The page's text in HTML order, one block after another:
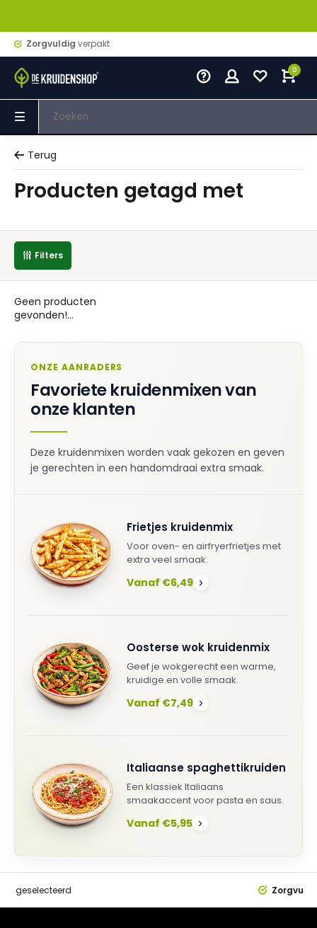
Zorgvuldig verpakt
0
Terug
Producten getagd met
Filters
Geen producten
gevonden!...
ONZE AANRADERS
Favoriete kruidenmixen van
onze klanten
Deze kruidenmixen worden vaak gekozen en geven
je gerechten in een handomdraai extra smaak.
Frietjes kruidenmix
Voor oven- en airfryerfrietjes met
extra veel smaak.
Vanaf €6,49 ›
Oosterse wok kruidenmix
Geef je wokgerecht een warme,
kruidige en volle smaak.
Vanaf €7,49 ›
Italiaanse spaghettikruiden
Een klassiek Italiaans
smaakaccent voor pasta en saus.
Vanaf €5,95 ›
geselecteerd